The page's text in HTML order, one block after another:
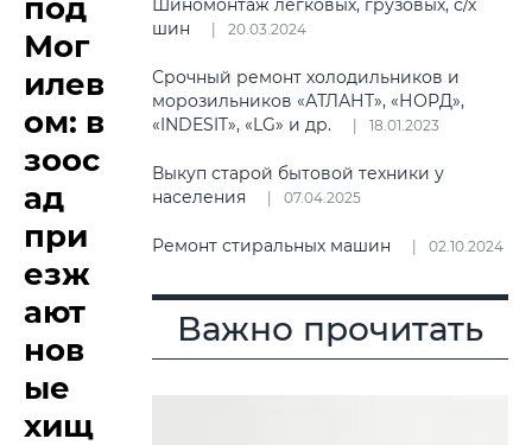
под
Мог
илев
ом: в
зоос
ад
при
езж
ают
нов
ые
хищ
Шиномонтаж легковых, грузовых, с/х
шин
20.03.2024
Срочный ремонт холодильников и
морозильников «АТЛАНТ», «НОРД»,
«INDESIT», «LG» и др.
18.01.2023
Выкуп старой бытовой техники у
населения
07.04.2025
Ремонт стиральных машин 02.10.2024
Важно прочитать